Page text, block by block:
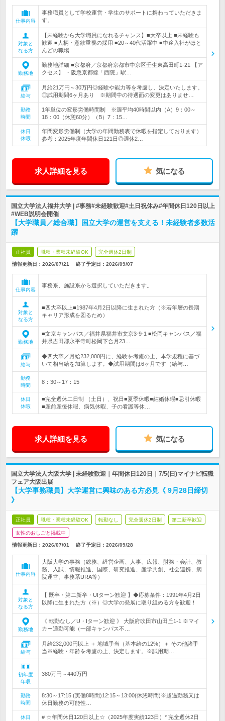
仕事内容
事務職員として学校運営・学生のサポートに携わっていただきま
す。
対象と
なる方
【未経験から大学職員になれるチャンス】■大卒以上 ■未経験も
歓迎 ■人柄・意欲重視の採用 ■20～40代活躍中 ■中途入社がほと
んどの職場
勤務地
勤務地詳細 ■京都府／京都府京都市中京区壬生東高田町1-21 【ア
クセス】 ・阪急京都線「西院」駅…
給与
月給21万円～30万円◎経験や能力等を考慮し、決定いたします。
◎試用期間6ヶ月あり ※期間中の待遇面の変更はありませ…
勤務
時間
1年単位の変形労働時間制 ※週平均40時間以内（A）9：00～
18：00（休憩60分）（B）7：15…
休日
休暇
年間変形労働制（大学の年間勤務表で休暇を指定しております）
参考：2025年度年間休日121日◎週休2…
求人詳細を見る 気になる
国立大学法人福井大学 | #事務#未経験歓迎#土日祝休み#年間休日120日以上
#WEB説明会開催
【大学職員／総合職】国立大学の運営を支える！未経験者多数活
躍
正社員 職種・業種未経験OK 完全週休2日制
情報更新日：2026/07/21 終了予定日： 2026/09/07
仕事内容
事務系、施設系から選択していただきます。
対象と
なる方
■四大卒以上■1987年4月2日以降に生まれた方（※若年層の長期
キャリア形成を図るため）
勤務地
■文京キャンパス／福井県福井市文京3-9-1 ■松岡キャンパス／福
井県吉田郡永平寺町松岡下合月23…
給与
◆四大卒／月給232,000円に、経験を考慮の上、本学規程に基づ
いて相当給を加算します。◆試用期間は6ヶ月です（給与…
勤務
時間
8：30～17：15
休日
休暇
■完全週休二日制 （土日）、祝日■夏季休暇■結婚休暇■忌引休暇
■産前産後休暇、病気休暇、子の看護等休…
求人詳細を見る 気になる
国立大学法人大阪大学 | 未経験歓迎｜年間休日120日｜7/5(日)マイナビ転職
フェア大阪出展
【大学事務職員】大学運営に興味のある方必見《 9月28日締切
》
正社員 職種・業種未経験OK 転勤なし 完全週休2日制 第二新卒歓迎
女性のおしごと掲載中
情報更新日：2026/07/01 終了予定日： 2026/09/28
仕事内容
大阪大学の事務（総務、経営企画、人事、広報、財務・会計、教
務、入試、情報推進、国際、研究推進、産学共創、社会連携、病
院運営、事務系URA等）
対象と
なる方
【 既卒・第二新卒・UIターン歓迎 】◆応募条件：1991年4月2日
以降に生まれた方（※）◎大学の発展に取り組める方を歓迎！
勤務地
《 転勤なし／U・Iターン歓迎 》 大阪府吹田市山田丘1-1 ※マイ
カー通勤可能（一部キャンパス不…
給与
月給232,000円以上 ＋ 地域手当（基本給の12%）＋ その他諸手
当※経験・年齢を考慮の上、決定します。※試用期…
初年度
年収
380万円～440万円
勤務
時間
8:30～17:15 (実働8時間)12:15～13:00(休憩時間)※超過勤務又は
休日勤務の可能性…
休日
# ☆年間休日120日以上☆（2025年度実績123日）* 完全週休2日